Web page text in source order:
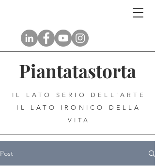
Piantatastorta
IL LATO SERIO DELL'ARTE
IL LATO IRONICO DELLA
VITA
Post